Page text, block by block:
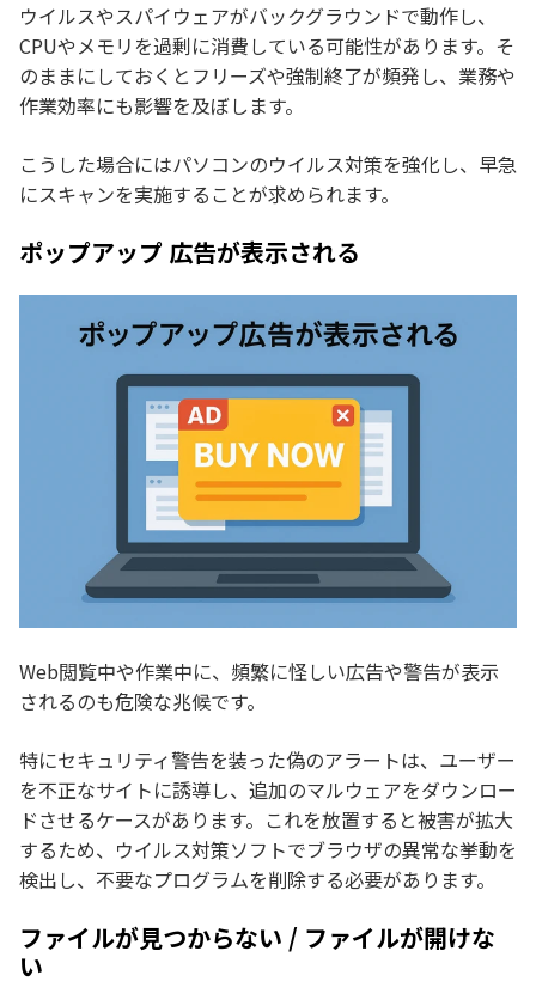
ウイルスやスパイウェアがバックグラウンドで動作し、
CPUやメモリを過剰に消費している可能性があります。そ
のままにしておくとフリーズや強制終了が頻発し、業務や
作業効率にも影響を及ぼします。
こうした場合にはパソコンのウイルス対策を強化し、早急
にスキャンを実施することが求められます。
ポップアップ 広告が表示される
Web閲覧中や作業中に、頻繁に怪しい広告や警告が表示
されるのも危険な兆候です。
特にセキュリティ警告を装った偽のアラートは、ユーザー
を不正なサイトに誘導し、追加のマルウェアをダウンロー
ドさせるケースがあります。これを放置すると被害が拡大
するため、ウイルス対策ソフトでブラウザの異常な挙動を
検出し、不要なプログラムを削除する必要があります。
ファイルが見つからない / ファイルが開けな
い